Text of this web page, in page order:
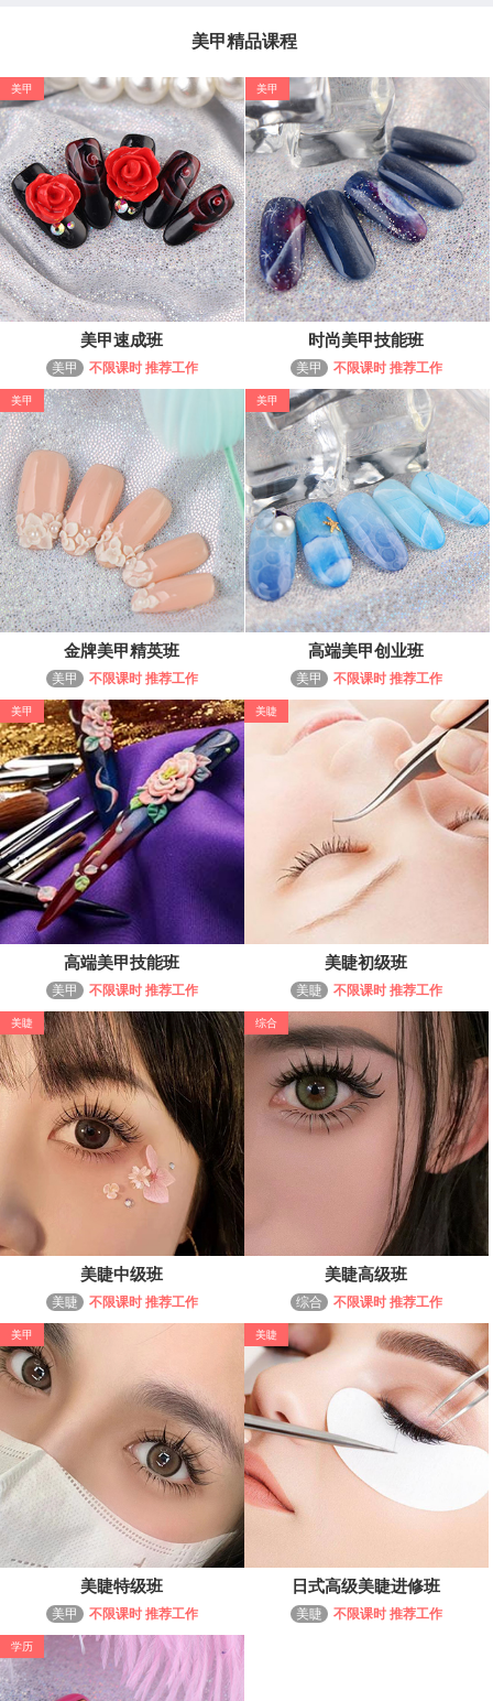
美甲精品课程
美甲
美甲速成班
美甲 不限课时 推荐工作
美甲
时尚美甲技能班
美甲 不限课时 推荐工作
美甲
金牌美甲精英班
美甲 不限课时 推荐工作
美甲
高端美甲创业班
美甲 不限课时 推荐工作
美甲
高端美甲技能班
美甲 不限课时 推荐工作
美睫
美睫初级班
美睫 不限课时 推荐工作
美睫
美睫中级班
美睫 不限课时 推荐工作
综合
美睫高级班
综合 不限课时 推荐工作
美甲
美睫特级班
美甲 不限课时 推荐工作
美睫
日式高级美睫进修班
美睫 不限课时 推荐工作
学历